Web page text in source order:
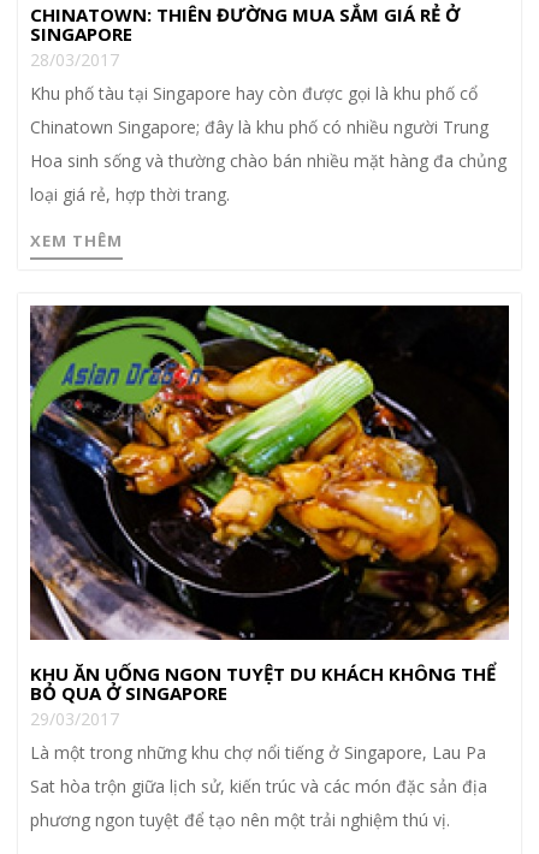
CHINATOWN: THIÊN ĐƯỜNG MUA SẮM GIÁ RẺ Ở
SINGAPORE
28/03/2017
Khu phố tàu tại Singapore hay còn được gọi là khu phố cổ
Chinatown Singapore; đây là khu phố có nhiều người Trung
Hoa sinh sống và thường chào bán nhiều mặt hàng đa chủng
loại giá rẻ, hợp thời trang.
XEM THÊM
KHU ĂN UỐNG NGON TUYỆT DU KHÁCH KHÔNG THỂ
BỎ QUA Ở SINGAPORE
29/03/2017
Là một trong những khu chợ nổi tiếng ở Singapore, Lau Pa
Sat hòa trộn giữa lịch sử, kiến trúc và các món đặc sản địa
phương ngon tuyệt để tạo nên một trải nghiệm thú vị.